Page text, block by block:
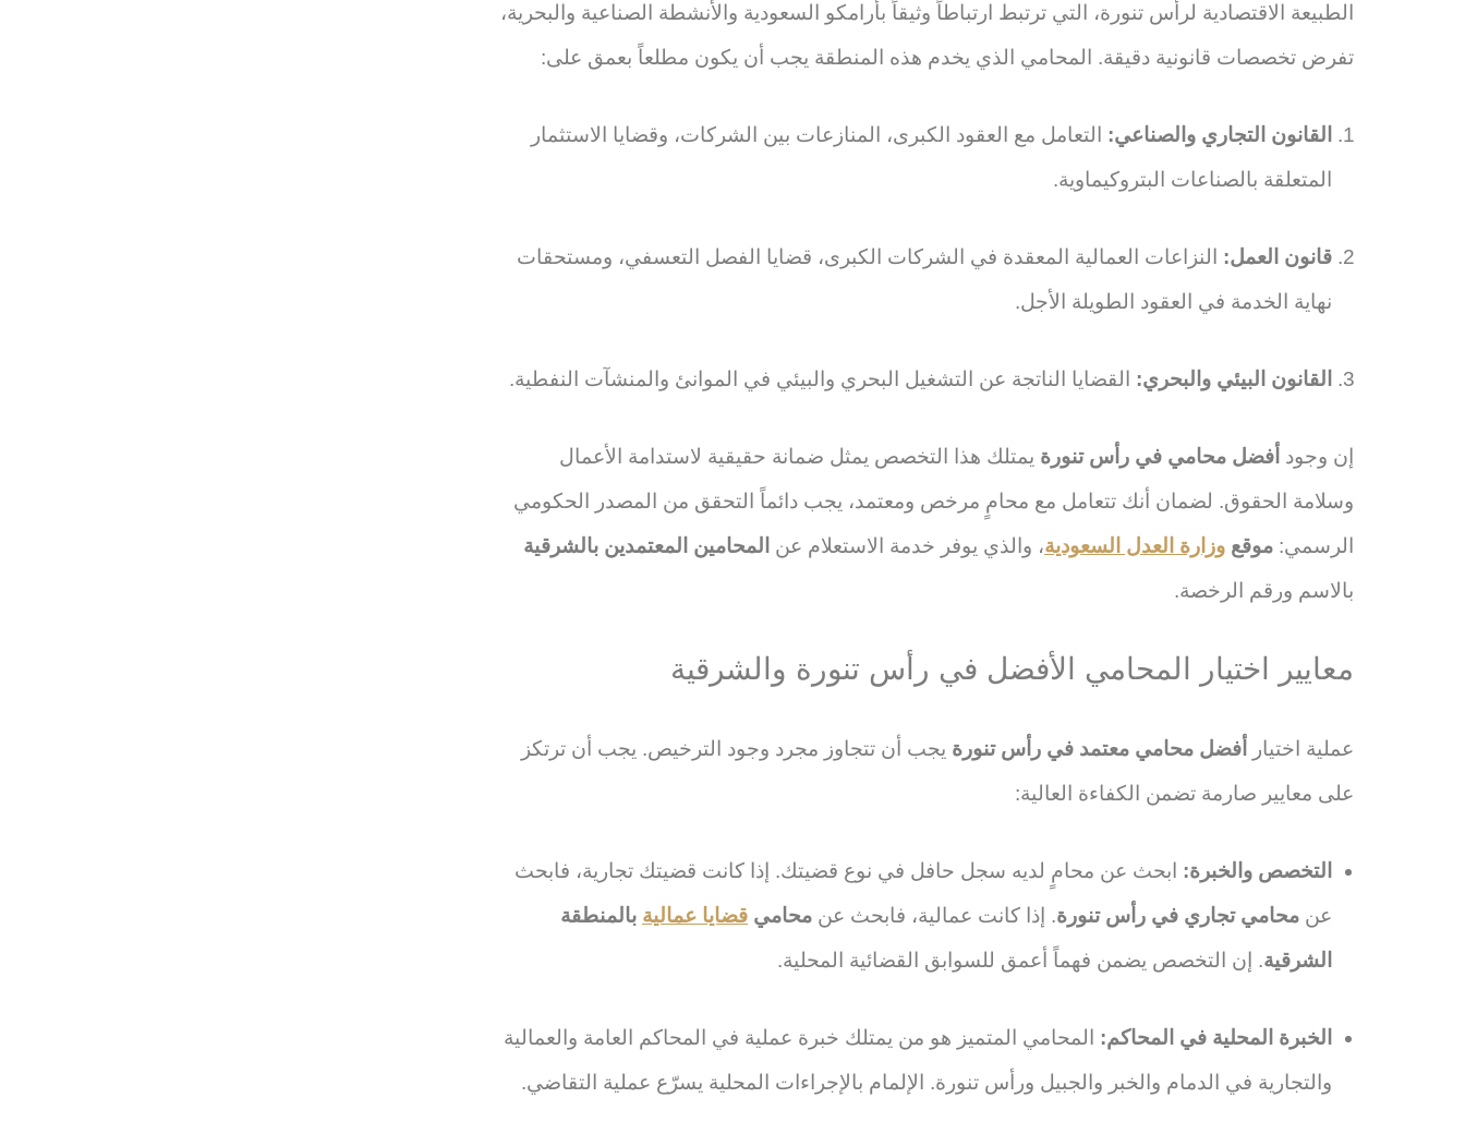
الطبيعة الاقتصادية لرأس تنورة، التي ترتبط ارتباطاً وثيقاً بأرامكو السعودية والأنشطة الصناعية والبحرية،
تفرض تخصصات قانونية دقيقة. المحامي الذي يخدم هذه المنطقة يجب أن يكون مطلعاً بعمق على:
القانون التجاري والصناعي: التعامل مع العقود الكبرى، المنازعات بين الشركات، وقضايا الاستثمار
المتعلقة بالصناعات البتروكيماوية.
قانون العمل: النزاعات العمالية المعقدة في الشركات الكبرى، قضايا الفصل التعسفي، ومستحقات
نهاية الخدمة في العقود الطويلة الأجل.
القانون البيئي والبحري: القضايا الناتجة عن التشغيل البحري والبيئي في الموانئ والمنشآت النفطية.
إن وجود أفضل محامي في رأس تنورة يمتلك هذا التخصص يمثل ضمانة حقيقية لاستدامة الأعمال
وسلامة الحقوق. لضمان أنك تتعامل مع محامٍ مرخص ومعتمد، يجب دائماً التحقق من المصدر الحكومي
الرسمي: موقع وزارة العدل السعودية، والذي يوفر خدمة الاستعلام عن المحامين المعتمدين بالشرقية
بالاسم ورقم الرخصة.
معايير اختيار المحامي الأفضل في رأس تنورة والشرقية
عملية اختيار أفضل محامي معتمد في رأس تنورة يجب أن تتجاوز مجرد وجود الترخيص. يجب أن ترتكز
على معايير صارمة تضمن الكفاءة العالية:
التخصص والخبرة: ابحث عن محامٍ لديه سجل حافل في نوع قضيتك. إذا كانت قضيتك تجارية، فابحث
عن محامي تجاري في رأس تنورة. إذا كانت عمالية، فابحث عن محامي قضايا عمالية بالمنطقة
الشرقية. إن التخصص يضمن فهماً أعمق للسوابق القضائية المحلية.
الخبرة المحلية في المحاكم: المحامي المتميز هو من يمتلك خبرة عملية في المحاكم العامة والعمالية
والتجارية في الدمام والخبر والجبيل ورأس تنورة. الإلمام بالإجراءات المحلية يسرّع عملية التقاضي.